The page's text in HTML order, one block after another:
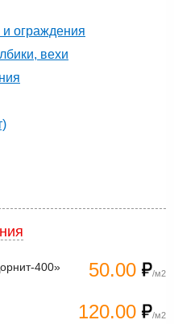
ограждения
вехи
50.00 /м2
400»
120.00 /м2